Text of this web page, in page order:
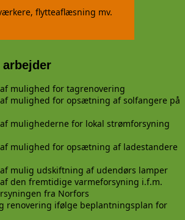
flytteaflæsning mv.
mulighed for tagrenovering
mulighed for opsætning af solfangere på
mulighederne for lokal strømforsyning
mulighed for opsætning af ladestandere
mulig udskiftning af udendørs lamper
den fremtidige varmeforsyning i.f.m.
fra Norfors
renovering ifølge beplantningsplan for